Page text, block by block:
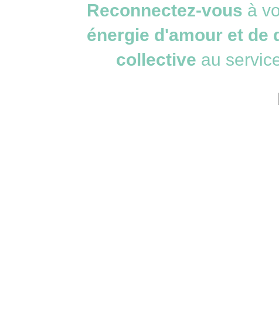
Reconnectez-vous à
énergie d'amour et de
collective au